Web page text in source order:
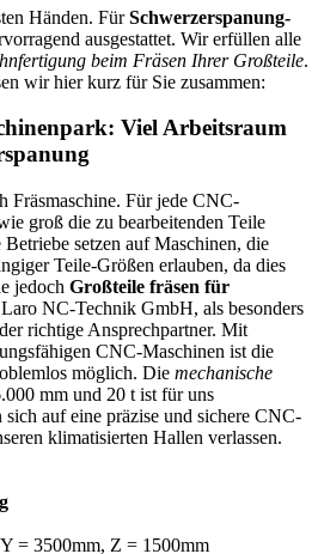
Händen. FürSchwerzerspanung-
ausgestattet. Wir erfüllen alle
beim Fräsen Ihrer Großteile.
wir hier kurz für Sie zusammen:
Viel Arbeitsraum
Fräsmaschine. Für jede CNC-
groß die zu bearbeitenden Teile
setzen auf Maschinen, die
Teile-Größen erlauben, da dies
jedoch Großteile fräsen für
NC-Technik GmbH, als besonders
richtige Ansprechpartner. Mit
CNC-Maschinen ist die
möglich. Die mechanische
mm und 20 t ist für uns
auf eine präzise und sichere CNC-
klimatisierten Hallen verlassen.
= 3500mm, Z = 1500mm